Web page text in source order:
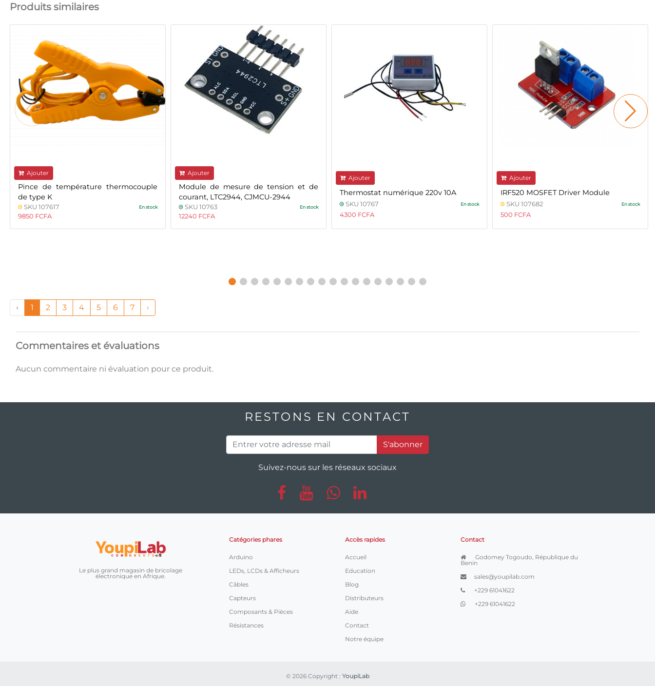
Produits similaires
Ajouter
Pince de température thermocouple
de type K
SKU 107617 En stock
9850 FCFA
Ajouter
Module de mesure de tension et de
courant, LTC2944, CJMCU-2944
SKU 10763 En stock
12240 FCFA
Ajouter
Thermostat numérique 220v 10A
SKU 10767 En stock
4300 FCFA
Ajouter
IRF520 MOSFET Driver Module
SKU 107682 En stock
500 FCFA
‹ 1 2 3 4 5 6 7 ›
Commentaires et évaluations
Aucun commentaire ni évaluation pour ce produit.
RESTONS EN CONTACT
S'abonner
Suivez-nous sur les réseaux sociaux
Le plus grand magasin de bricolage
électronique en Afrique.
Catégories phares
Arduino
LEDs, LCDs & Afficheurs
Câbles
Capteurs
Composants & Pièces
Résistances
Accès rapides
Accueil
Education
Blog
Distributeurs
Aide
Contact
Notre équipe
Contact
Godomey Togoudo, République du
Benin
sales@youpilab.com
+229 61041622
+229 61041622
© 2026 Copyright : YoupiLab